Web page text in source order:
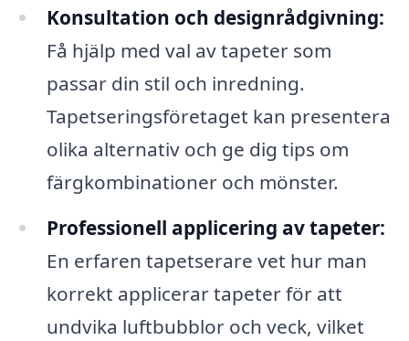
Konsultation och designrådgivning:
Få hjälp med val av tapeter som
passar din stil och inredning.
Tapetseringsföretaget kan presentera
olika alternativ och ge dig tips om
färgkombinationer och mönster.
Professionell applicering av tapeter:
En erfaren tapetserare vet hur man
korrekt applicerar tapeter för att
undvika luftbubblor och veck, vilket